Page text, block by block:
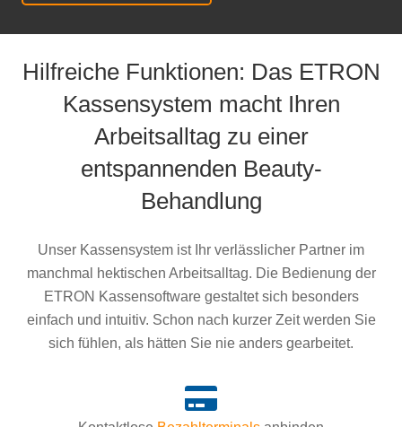
Hilfreiche Funktionen: Das ETRON
Kassensystem macht Ihren
Arbeitsalltag zu einer
entspannenden Beauty-
Behandlung
Unser Kassensystem ist Ihr verlässlicher Partner im
manchmal hektischen Arbeitsalltag. Die Bedienung der
ETRON Kassensoftware gestaltet sich besonders
einfach und intuitiv. Schon nach kurzer Zeit werden Sie
sich fühlen, als hätten Sie nie anders gearbeitet.